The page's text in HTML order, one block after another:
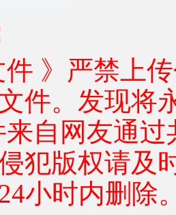
件 》严禁上
件。发现将
来自网友通
犯版权请及
小时内删除